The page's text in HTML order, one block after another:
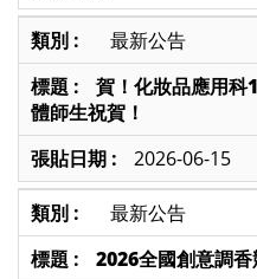
最新公告
賀！化妝品應用科
體師生祝賀！
2026-06-15
最新公告
2026全國創意調